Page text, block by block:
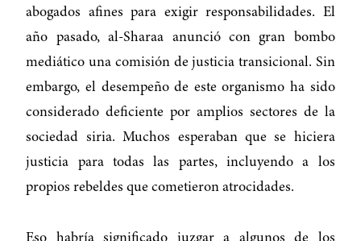
abogados afines para exigir responsabilidades. El
año pasado, al-Sharaa anunció con gran bombo
mediático una comisión de justicia transicional. Sin
embargo, el desempeño de este organismo ha sido
considerado deficiente por amplios sectores de la
sociedad siria. Muchos esperaban que se hiciera
justicia para todas las partes, incluyendo a los
propios rebeldes que cometieron atrocidades.